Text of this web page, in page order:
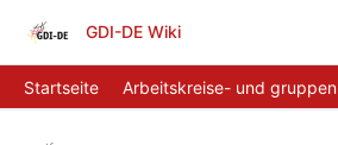
GDI-DE Wiki
Startseite Arbeitskreise- und gruppen